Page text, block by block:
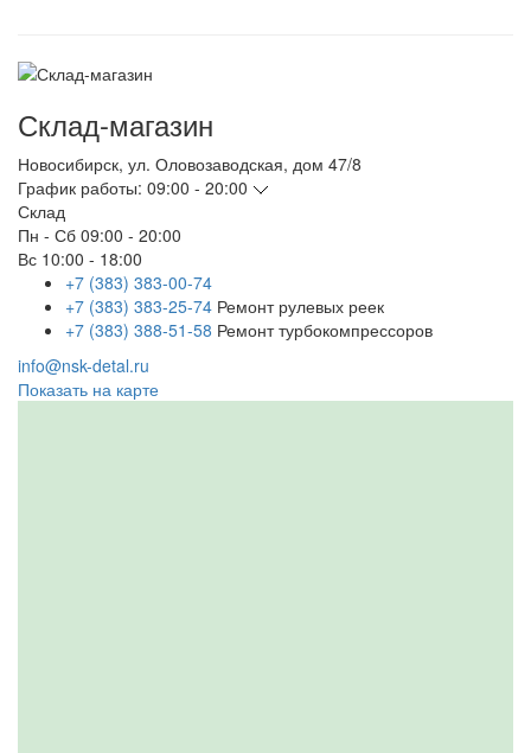
Склад-магазин
Новосибирск, ул. Оловозаводская, дом 47/8
График работы: 09:00 - 20:00
Склад
Пн - Сб 09:00 - 20:00
Вс 10:00 - 18:00
+7 (383) 383-00-74
+7 (383) 383-25-74 Ремонт рулевых реек
+7 (383) 388-51-58 Ремонт турбокомпрессоров
info@nsk-detal.ru
Показать на карте